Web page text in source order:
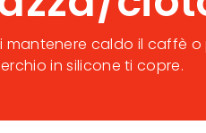
caldo il caffè
in silicone ti copre.